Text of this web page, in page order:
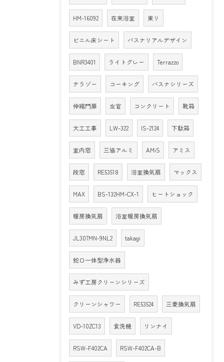
HM-16092 在来浴室 東リ
ビニル床シート バスナリアルデザイン
BNR3401 ライトグレー Terrazzo
テラゾー コーキング バスナシリーズ
伸縮門扉 左官 コンクリート 靴箱
大工工事 LW-322 IS-2124 下駄箱
室内窓 三協アルミ AMiS アミス
段窓 RE53518 浴室換気扇 マックス
MAX BS-132HM-CX-1 ヒートショック
暖房換気扇 浴室暖房換気扇
JL307MN-9NL2 takagi
蛇口一体型浄水器
みず工房クリーンシリーズ
クリーンシャワー RE53524 三菱換気扇
VD-10ZC13 食洗機 リンナイ
RSW-F402CA RSW-F402CA-B